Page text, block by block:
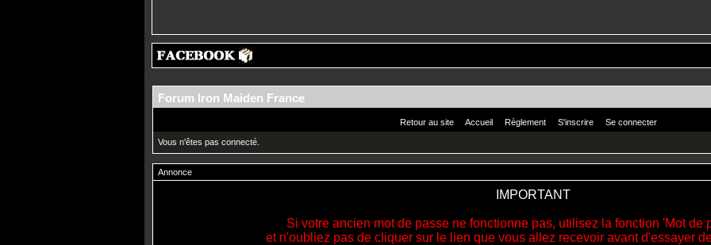
Forum Iron Maiden France
Retour au site Accueil Règlement S'inscrire Se connecter
Vous n'êtes pas connecté.
Annonce
IMPORTANT
Si votre ancien mot de passe ne fonctionne pas, utilisez la fonction 'Mot de
et n'oubliez pas de cliquer sur le lien que vous allez recevoir avant d'essayer